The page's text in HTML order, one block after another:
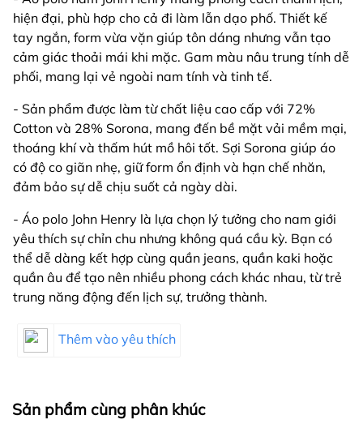
hiện đại, phù hợp cho cả đi làm lẫn dạo phố. Thiết kế
tay ngắn, form vừa vặn giúp tôn dáng nhưng vẫn tạo
cảm giác thoải mái khi mặc. Gam màu nâu trung tính dễ
phối, mang lại vẻ ngoài nam tính và tinh tế.
- Sản phẩm được làm từ chất liệu cao cấp với 72%
Cotton và 28% Sorona, mang đến bề mặt vải mềm mại,
thoáng khí và thấm hút mồ hôi tốt. Sợi Sorona giúp áo
có độ co giãn nhẹ, giữ form ổn định và hạn chế nhăn,
đảm bảo sự dễ chịu suốt cả ngày dài.
- Áo polo John Henry là lựa chọn lý tưởng cho nam giới
yêu thích sự chỉn chu nhưng không quá cầu kỳ. Bạn có
thể dễ dàng kết hợp cùng quần jeans, quần kaki hoặc
quần âu để tạo nên nhiều phong cách khác nhau, từ trẻ
trung năng động đến lịch sự, trưởng thành.
Thêm vào yêu thích
Sản phẩm cùng phân khúc